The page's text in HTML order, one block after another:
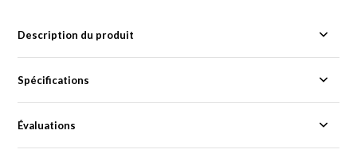
Description du produit
Spécifications
Évaluations